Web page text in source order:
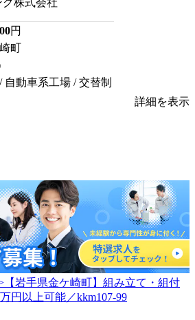
株式会社
円
町
自動車系工場 / 交替制
詳細を表示